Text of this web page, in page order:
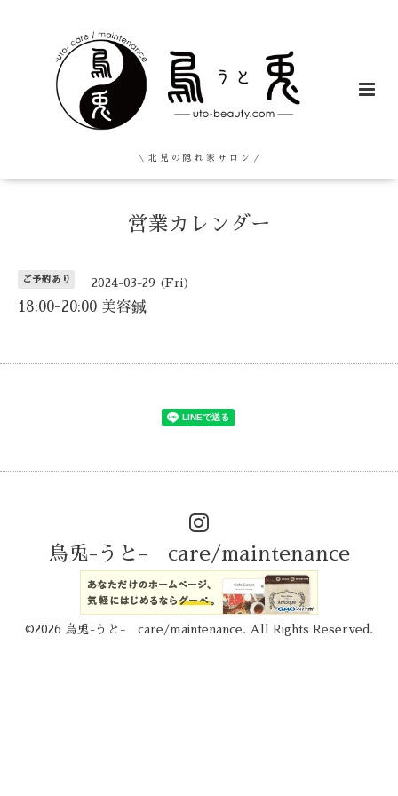
＼ 北 見 の 隠 れ 家 サ ロ ン ／
営業カレンダー
ご予約あり 2024-03-29 (Fri)
18:00-20:00 美容鍼
烏兎-うと- care/maintenance
©2026 烏兎-うと- care/maintenance . All Rights Reserved.